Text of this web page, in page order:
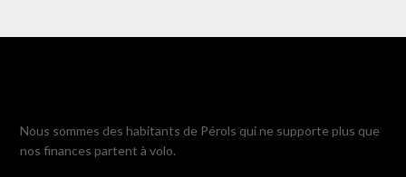
Nous sommes des habitants de Pérols qui ne supporte plus que
nos finances partent à volo.